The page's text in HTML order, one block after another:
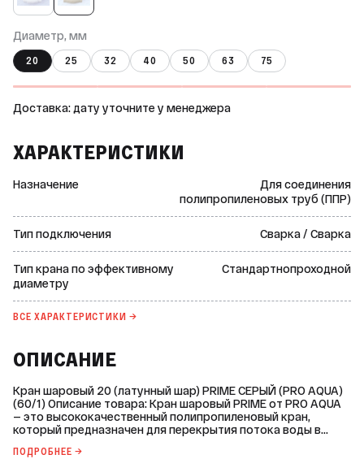
Диаметр, мм
20 25 32 40 50 63 75
Доставка: дату уточните у менеджера
ХАРАКТЕРИСТИКИ
Назначение
Для соединения
полипропиленовых труб (ППР)
Тип подключения Сварка / Сварка
Тип крана по эффективному
диаметру
Стандартнопроходной
ВСЕ ХАРАКТЕРИСТИКИ →
ОПИСАНИЕ
Кран шаровый 20 (латунный шар) PRIME СЕРЫЙ (PRO AQUA)
(60/1) Описание товара: Кран шаровый PRIME от PRO AQUA
— это высококачественный полипропиленовый кран,
который предназначен для перекрытия потока воды в
характеристики: * Диаметр: 20 мм; * Материал:
ПОДРОБНЕЕ →